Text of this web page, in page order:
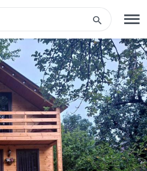
შესვლა